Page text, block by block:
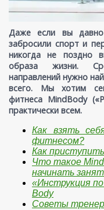
Даже если вы
забросили спорт и
никогда не поздно
образа жизни.
направлений нужно
всего. Мы хотим
фитнеса MindBody
практически всем.
Как взять
фитнесом?
Как
Что такое Mind
начинать
«Инструкция
Body
Советы